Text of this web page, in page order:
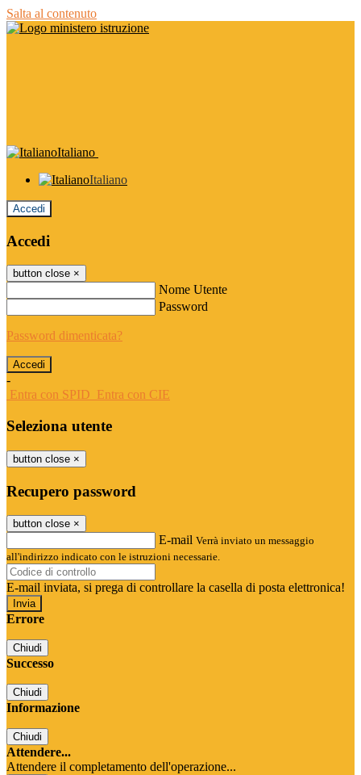
Salta al contenuto
Italiano
Italiano
Accedi
Accedi
button close ×
Nome Utente
Password
Password dimenticata?
-
Entra con SPID Entra con CIE
Seleziona utente
button close ×
Recupero password
button close ×
E-mail Verrà inviato un messaggio
all'indirizzo indicato con le istruzioni necessarie.
E-mail inviata, si prega di controllare la casella di posta elettronica!
Errore
Chiudi
Successo
Chiudi
Informazione
Chiudi
Attendere...
Attendere il completamento dell'operazione...